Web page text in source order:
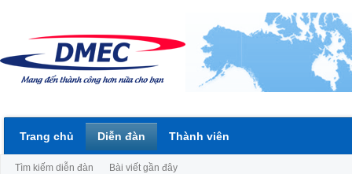
Trang chủ Diễn đàn
Tìm kiếm diễn đàn Bài viết gần đây
Thành viên